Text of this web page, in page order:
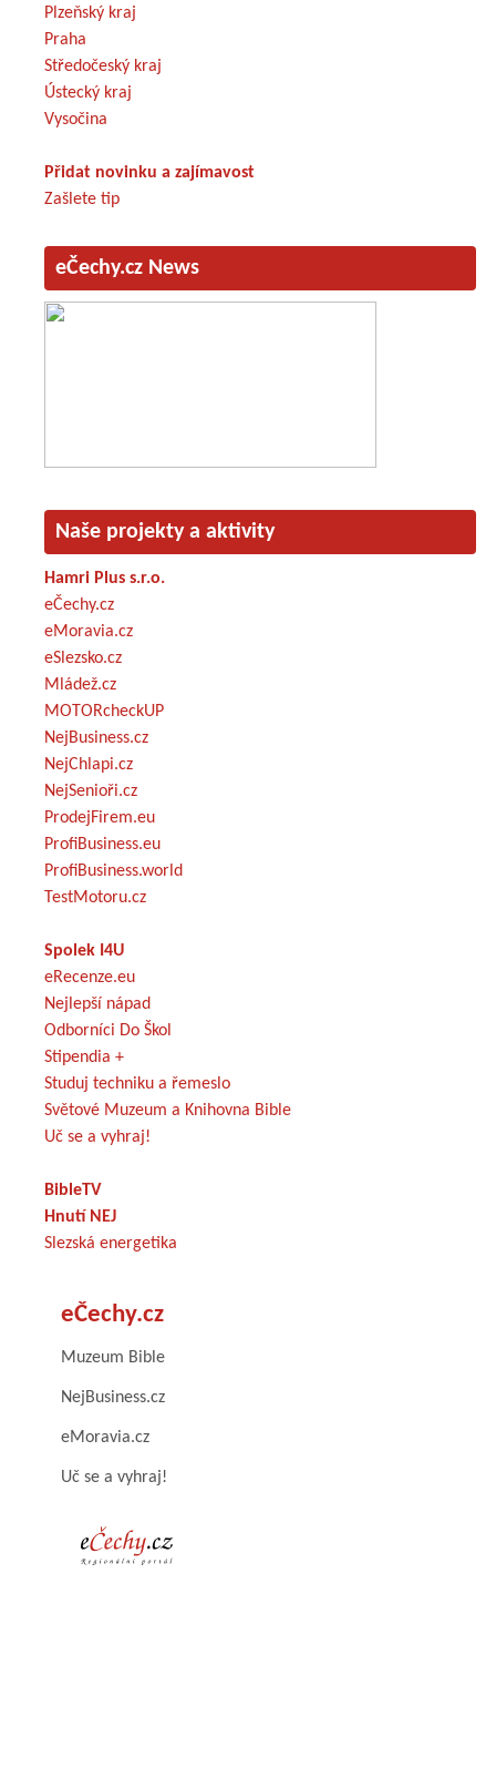
Plzeňský kraj
Praha
Středočeský kraj
Ústecký kraj
Vysočina
Přidat novinku a zajímavost
Zašlete tip
eČechy.cz News
Naše projekty a aktivity
Hamri Plus s.r.o.
eČechy.cz
eMoravia.cz
eSlezsko.cz
Mládež.cz
MOTORcheckUP
NejBusiness.cz
NejChlapi.cz
NejSenioři.cz
ProdejFirem.eu
ProfiBusiness.eu
ProfiBusiness.world
TestMotoru.cz
Spolek I4U
eRecenze.eu
Nejlepší nápad
Odborníci Do Škol
Stipendia +
Studuj techniku a řemeslo
Světové Muzeum a Knihovna Bible
Uč se a vyhraj!
BibleTV
Hnutí NEJ
Slezská energetika
eČechy.cz
Muzeum Bible
NejBusiness.cz
eMoravia.cz
Uč se a vyhraj!